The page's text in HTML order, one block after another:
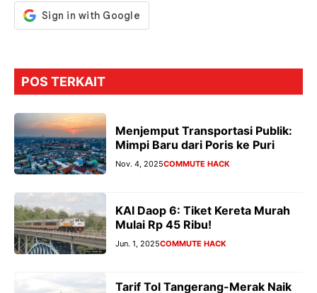
POS TERKAIT
Menjemput Transportasi Publik:
Mimpi Baru dari Poris ke Puri
Nov. 4, 2025COMMUTE HACK
KAI Daop 6: Tiket Kereta Murah
Mulai Rp 45 Ribu!
Jun. 1, 2025COMMUTE HACK
Tarif Tol Tangerang-Merak Naik